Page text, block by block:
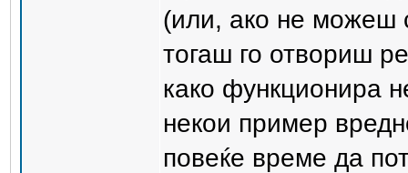
(или, ако не можеш
тогаш го отвориш
како функционира
некои пример
повеќе време да